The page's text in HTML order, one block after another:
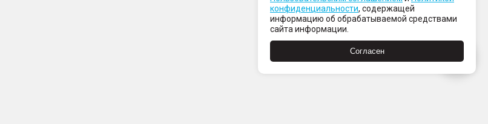
конфиденциальности, содержащей
информацию об обрабатываемой средствами
сайта информации.
Согласен